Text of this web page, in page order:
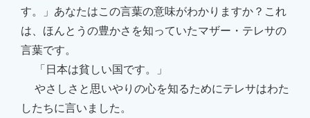
す。」あなたはこの言葉の意味がわかりますか？これ
は、ほんとうの豊かさを知っていたマザー・テレサの
言葉です。
「日本は貧しい国です。」
やさしさと思いやりの心を知るためにテレサはわた
したちに言いました。